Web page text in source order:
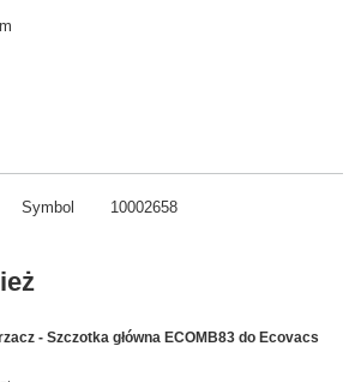
Symbol 10002658
- Szczotka główna ECOMB83 do Ecovacs